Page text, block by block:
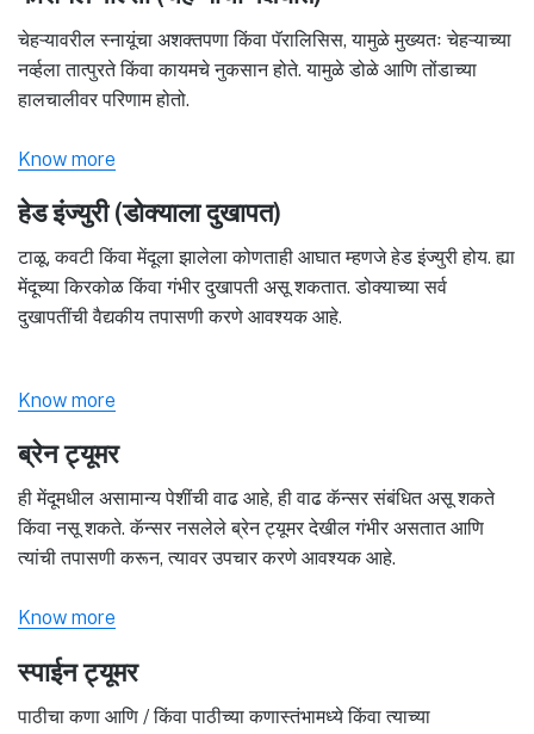
चेहऱ्यावरील स्नायूंचा अशक्तपणा किंवा पॅरालिसिस, यामुळे मुख्यतः चेहऱ्याच्या
नर्व्हला तात्पुरते किंवा कायमचे नुकसान होते. यामुळे डोळे आणि तोंडाच्या
हालचालीवर परिणाम होतो.
Know more
हेड इंज्युरी (डोक्याला दुखापत)
टाळू, कवटी किंवा मेंदूला झालेला कोणताही आघात म्हणजे हेड इंज्युरी होय. ह्या
मेंदूच्या किरकोळ किंवा गंभीर दुखापती असू शकतात. डोक्याच्या सर्व
दुखापतींची वैद्यकीय तपासणी करणे आवश्यक आहे.
Know more
ब्रेन ट्यूमर
ही मेंदूमधील असामान्य पेशींची वाढ आहे, ही वाढ कॅन्सर संबंधित असू शकते
किंवा नसू शकते. कॅन्सर नसलेले ब्रेन ट्यूमर देखील गंभीर असतात आणि
त्यांची तपासणी करून, त्यावर उपचार करणे आवश्यक आहे.
Know more
स्पाईन ट्यूमर
पाठीचा कणा आणि / किंवा पाठीच्या कणास्तंभामध्ये किंवा त्याच्या